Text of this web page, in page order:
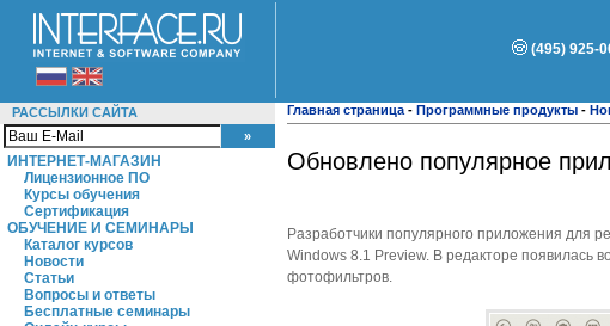
(495) 925-
РАССЫЛКИ САЙТА
ИНТЕРНЕТ-МАГАЗИН
Лицензионное ПО
Курсы обучения
Сертификация
ОБУЧЕНИЕ И СЕМИНАРЫ
Каталог курсов
Новости
Статьи
Вопросы и ответы
Бесплатные семинары
Главная страница - Программные продукты -
Обновлено популярное
Разработчики популярного приложения для
Windows 8.1 Preview. В редакторе появилась
фотофильтров.